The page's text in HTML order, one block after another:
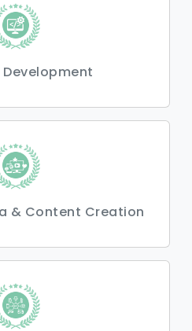
& Content Creation